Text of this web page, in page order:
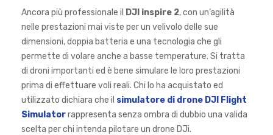
Ancora più professionale il DJI inspire 2, con un’agilità
nelle prestazioni mai viste per un velivolo delle sue
dimensioni, doppia batteria e una tecnologia che gli
permette di volare anche a basse temperature. Si tratta
di droni importanti ed è bene simulare le loro prestazioni
prima di effettuare voli reali. Chi lo ha acquistato ed
utilizzato dichiara che il simulatore di drone DJI Flight
Simulatorrappresenta senza ombra di dubbio una valida
scelta per chi intenda pilotare un drone DJi.